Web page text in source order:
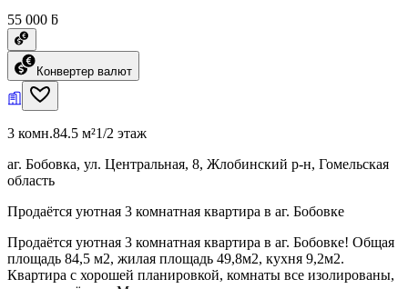
55 000 ƃ
Конвертер валют
3 комн.84.5 м²1/2 этаж
аг. Бобовка, ул. Центральная, 8, Жлобинский р-н, Гомельская
область
Продаётся уютная 3 комнатная квартира в аг. Бобовке
Продаётся уютная 3 комнатная квартира в аг. Бобовке! Общая
площадь 84,5 м2, жилая площадь 49,8м2, кухня 9,2м2.
Квартира с хорошей планировкой, комнаты все изолированы,